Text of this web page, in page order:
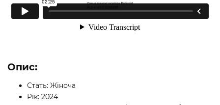
Опис:
Стать: Жіноча
Рік: 2024